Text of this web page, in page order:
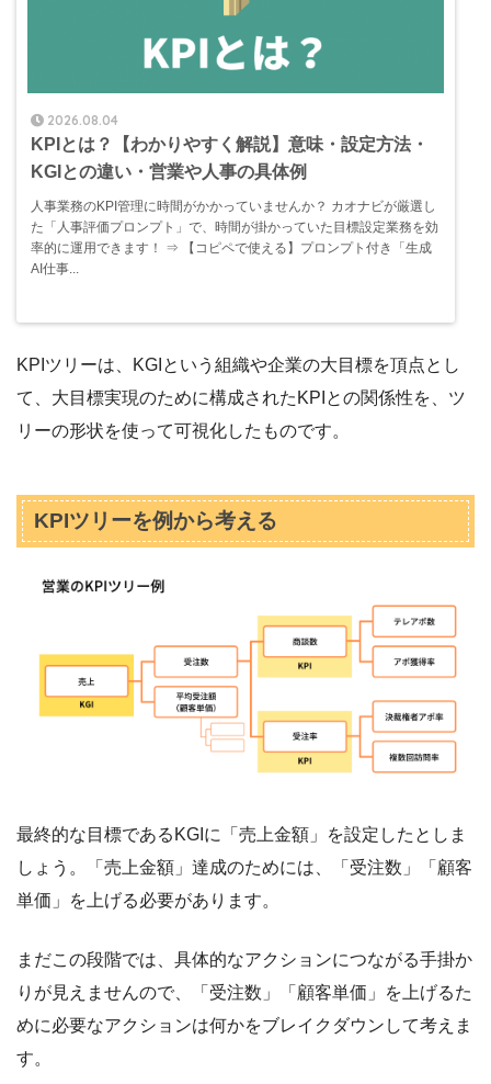
2026.08.04
KPIとは？【わかりやすく解説】意味・設定方法・
KGIとの違い・営業や人事の具体例
人事業務のKPI管理に時間がかかっていませんか？ カオナビが厳選し
た「人事評価プロンプト」で、時間が掛かっていた目標設定業務を効
率的に運用できます！ ⇒ 【コピペで使える】プロンプト付き「生成
AI仕事...
KPIツリーは、KGIという組織や企業の大目標を頂点とし
て、大目標実現のために構成されたKPIとの関係性を、ツ
リーの形状を使って可視化したものです。
KPIツリーを例から考える
最終的な目標であるKGIに「売上金額」を設定したとしま
しょう。「売上金額」達成のためには、「受注数」「顧客
単価」を上げる必要があります。
まだこの段階では、具体的なアクションにつながる手掛か
りが見えませんので、「受注数」「顧客単価」を上げるた
めに必要なアクションは何かをブレイクダウンして考えま
す。